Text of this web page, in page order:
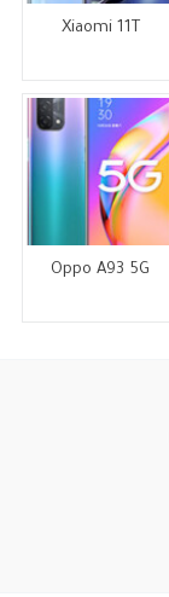
Xiaomi 11T
Oppo A93 5G